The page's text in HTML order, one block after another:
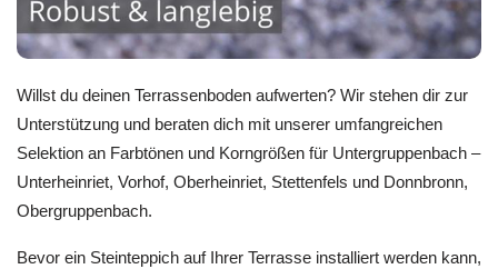
Willst du deinen Terrassenboden aufwerten? Wir stehen dir zur
Unterstützung und beraten dich mit unserer umfangreichen
Selektion an Farbtönen und Korngrößen für Untergruppenbach –
Unterheinriet, Vorhof, Oberheinriet, Stettenfels und Donnbronn,
Obergruppenbach.
Bevor ein Steinteppich auf Ihrer Terrasse installiert werden kann,